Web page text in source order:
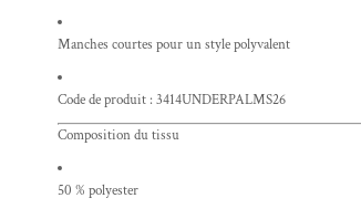
Manches courtes pour un style polyvalent
Code de produit : 3414UNDERPALMS26
Composition du tissu
50 % polyester